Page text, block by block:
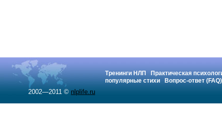
Тренинги НЛП
Практическая
популярные стихи
Вопрос-ответ (FAQ)
2002—2011 © nlplife.ru